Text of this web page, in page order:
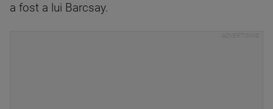
a fost a lui Barcsay.